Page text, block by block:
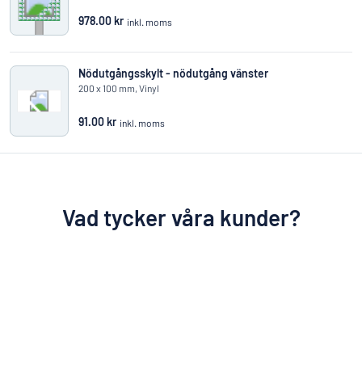
978.00 kr inkl. moms
Nödutgångsskylt - nödutgång vänster
200 x 100 mm, Vinyl
91.00 kr inkl. moms
Vad tycker våra kunder?